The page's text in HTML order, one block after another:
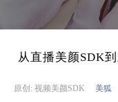
从直播美颜SDK
原创: 视频美颜SDK 美狐